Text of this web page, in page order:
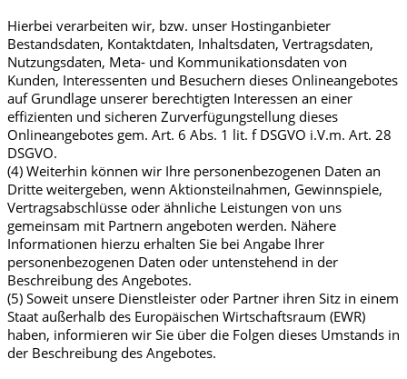
Hierbei verarbeiten wir, bzw. unser Hostinganbieter
Bestandsdaten, Kontaktdaten, Inhaltsdaten, Vertragsdaten,
Nutzungsdaten, Meta- und Kommunikationsdaten von
Kunden, Interessenten und Besuchern dieses Onlineangebotes
auf Grundlage unserer berechtigten Interessen an einer
effizienten und sicheren Zurverfügungstellung dieses
Onlineangebotes gem. Art. 6 Abs. 1 lit. f DSGVO i.V.m. Art. 28
DSGVO.
(4) Weiterhin können wir Ihre personenbezogenen Daten an
Dritte weitergeben, wenn Aktionsteilnahmen, Gewinnspiele,
Vertragsabschlüsse oder ähnliche Leistungen von uns
gemeinsam mit Partnern angeboten werden. Nähere
Informationen hierzu erhalten Sie bei Angabe Ihrer
personenbezogenen Daten oder untenstehend in der
Beschreibung des Angebotes.
(5) Soweit unsere Dienstleister oder Partner ihren Sitz in einem
Staat außerhalb des Europäischen Wirtschaftsraum (EWR)
haben, informieren wir Sie über die Folgen dieses Umstands in
der Beschreibung des Angebotes.